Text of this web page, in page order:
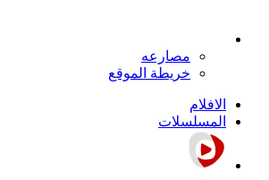
مصارعه
خريطة الموقع
الافلام
المسلسلات